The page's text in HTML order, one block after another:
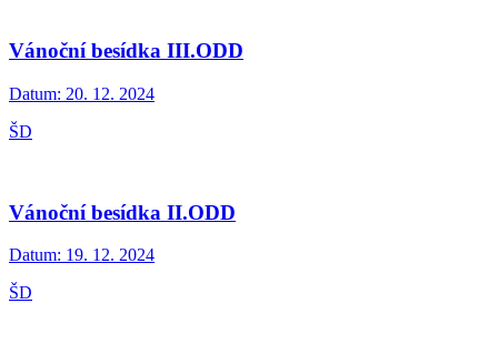
Vánoční besídka III.ODD
Datum: 20. 12. 2024
ŠD
Vánoční besídka II.ODD
Datum: 19. 12. 2024
ŠD